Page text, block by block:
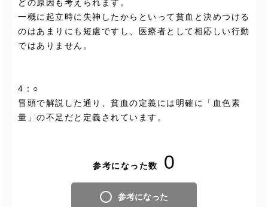
どの原因も考えられます。
一概に起立時に失神したからといって貧血と決めつける
のはあまりにも短慮ですし、医療者として相応しい行動
ではありません。
4：○
冒頭で解説した通り、貧血の定義には明確に「血色素
量」の不足だと定義されています。
参考になった数 0
参考になった